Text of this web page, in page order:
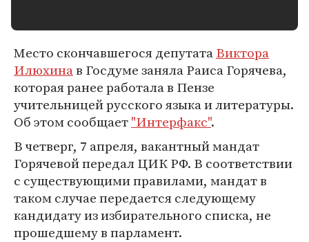
Место скончавшегося депутатаВиктора
Илюхинав Госдуме заняла Раиса Горячева,
которая ранее работала в Пензе
учительницей русского языка и литературы.
Об этом сообщает"Интерфакс".
В четверг, 7 апреля, вакантный мандат
Горячевой передал ЦИК РФ. В соответствии
с существующими правилами, мандат в
таком случае передается следующему
кандидату из избирательного списка, не
прошедшему в парламент.